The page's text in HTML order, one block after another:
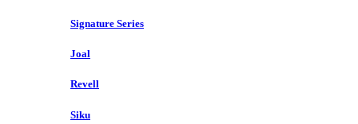
Signature Series
Joal
Revell
Siku